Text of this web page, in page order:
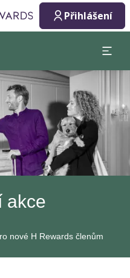
Přihlášení
akce
nové H Rewards členům